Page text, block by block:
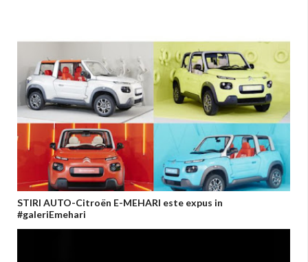
STIRI AUTO-Citroën E-MEHARI este expus in
#galeriEmehari